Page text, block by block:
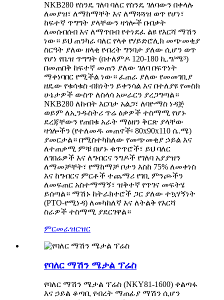
NKB280 የስንዴ ገለባ ባለር የስንዴ ገለባውን በቀላሉ
ለመያዝ፣ ለማከማቸት እና ለማጓጓዝ ወጥ የሆነ፣
ከፍተኛ ጥግግት ያላቸውን ዛጎሎች በብቃት
ለመሰብሰብ እና ለማጥበብ የተነደፈ ልዩ የእርሻ ማሽን
ነው። ይህ ጠንካራ ባለር የላቀ የሃይድሮሊክ መጭመቂያ
ስርዓት ያለው ዘላቂ የብረት ግንባታ ያለው ሲሆን ወጥ
የሆነ የቤዝ ጥግግት (በተለምዶ 120-180 ኪ.ግ/ሜ³)
በመጠበቅ ከፍተኛ መጠን ያለው ገለባ በፍጥነት
ማቀነባበር የሚችል ነው። ፈጠራ ያለው የመመገቢያ
ዘዴው የቁሳቁስ ብክነትን ይቀንሳል እና በተለያዩ የመስክ
ሁኔታዎች ውስጥ ለስላሳ አሠራርን ያረጋግጣል።
NKB280 ለከብት እርባታ አልጋ፣ ለባዮማስ ነዳጅ
ወይም ለኢንዱስትሪ ጥሬ ዕቃዎች ተስማሚ የሆኑ
ደረጃቸውን የጠበቁ አራት ማዕዘን ቅርጽ ያላቸው
ዛጎሎችን (የተለመዱ መጠኖች፡ 80x90x110 ሴ.ሜ)
ያመርታል። በሚስተካከለው የመጭመቂያ ኃይል እና
ለተጠቃሚ ምቹ በሆኑ ቁጥጥሮች፣ ይህ ባለር
ለገበሬዎች እና ለግብርና ንግዶች የገለባ አያያዝን
ለማመቻቸት፣ የማከማቻ ቦታን እስከ 75% ለመቀነስ
እና ከግብርና ምርቶች ተጨማሪ የገቢ ምንጮችን
ለመፍጠር አስተማማኝ፣ ዝቅተኛ የጥገና መፍትሄ
ይሰጣል። ማሽኑ ከትራክተሮች ጋር ያለው ተኳሃኝነት
(PTO-የሚነዳ) ለመካከለኛ እና ለትልቅ የእርሻ
ስራዎች ተስማሚ ያደርገዋል።
ምርመራዝርዝር
የባለር ማሽን ሜታል ፕሬስ
የባለር ማሽን ሜታል ፕሬስ (NKY81-1600) ቀልጣፋ
እና ኃይል ቆጣቢ የብረት ማጠፊያ ማሽን ሲሆን